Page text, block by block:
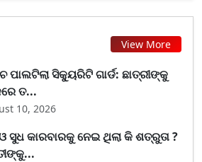
View More
ପାଲଟିଲା ସିକ୍ୟୁରିଟି ଗାର୍ଡ: ଛାତ୍ରୀଙ୍କୁ
ତ...
10, 2026
ସୁଧ କାରବାରକୁ ନେଇ ଥିଲା କି ଶତ୍ରୁତା ?